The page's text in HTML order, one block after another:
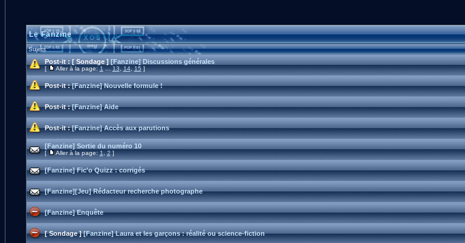
Le Fanzine
Sujets
Post-it : [ Sondage ] [Fanzine] Discussions générales
[ Aller à la page:1...13,14,15]
Post-it : [Fanzine] Nouvelle formule !
Post-it : [Fanzine] Aide
Post-it : [Fanzine] Accès aux parutions
[Fanzine] Sortie du numéro 10
[ Aller à la page:1,2]
[Fanzine] Fic'o Quizz : corrigés
[Fanzine][Jeu] Rédacteur recherche photographe
[Fanzine] Enquête
[ Sondage ] [Fanzine] Laura et les garçons : réalité ou science-fiction